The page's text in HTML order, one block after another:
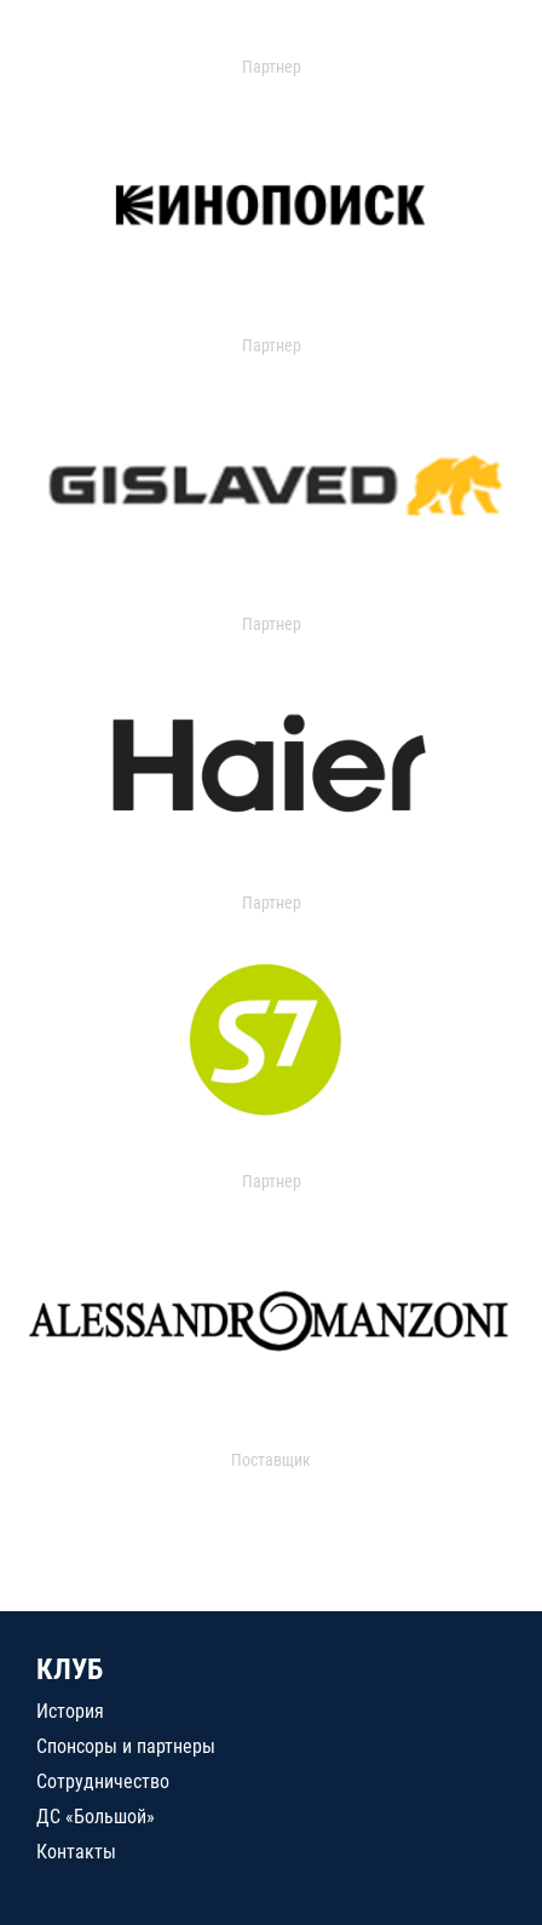
Партнер
Партнер
Партнер
Партнер
Партнер
Поставщик
КЛУБ
История
Спонсоры и партнеры
Сотрудничество
ДС «Большой»
Контакты